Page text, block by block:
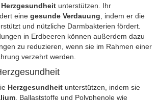
Herzgesundheit unterstützen. Ihr
eine gesunde Verdauung , indem er die
und nützliche Darmbakterien fördert.
in Erdbeeren können außerdem dazu
zu reduzieren, wenn sie im Rahmen einer
verzehrt werden.
Herzgesundheit unterstützen, indem sie
, Ballaststoffe und Polyphenole wie